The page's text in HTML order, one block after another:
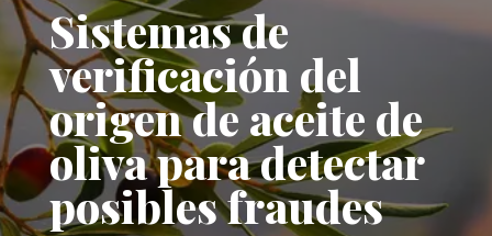
Sistemas de
verificación del
origen de aceite de
oliva para detectar
posibles fraudes